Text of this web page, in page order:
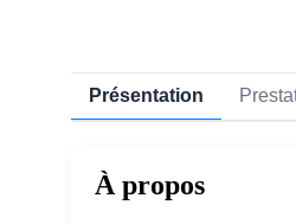
Présentation
À propos